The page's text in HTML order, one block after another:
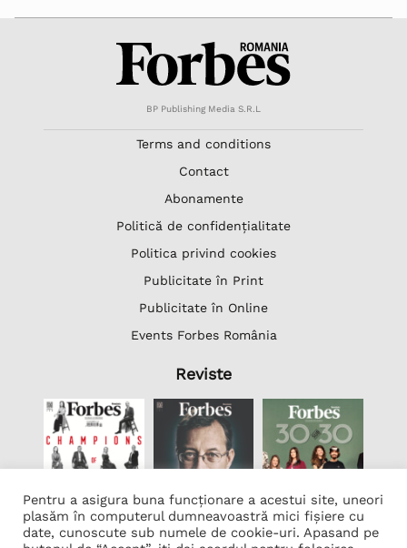
BP Publishing Media S.R.L
Terms and conditions
Contact
Abonamente
Politică de confidențialitate
Politica privind cookies
Publicitate în Print
Publicitate în Online
Events Forbes România
Reviste
Pentru a asigura buna funcționare a acestui site, uneori
plasăm în computerul dumneavoastră mici fișiere cu
date, cunoscute sub numele de cookie-uri. Apasand pe